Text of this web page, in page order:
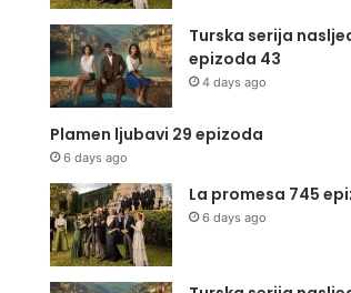
Turska serija
epizoda 43
4 days ago
Plamen ljubavi 29 epizoda
6 days ago
La promesa 745
6 days ago